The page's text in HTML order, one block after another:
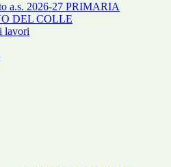
a.s. 2026-27 PRIMARIA
DEL COLLE
lavori